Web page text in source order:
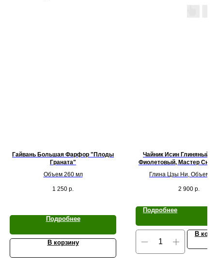
Гайвань Большая Фарфор "Плоды
Граната"
Объем 260 мл
1 250 р.
Подробнее
В корзину
Чайник Исин Глиняный
Фиолетовый, Мастер Сюй
Глина Цзы Ни, Объем
2 900 р.
Подробнее
В